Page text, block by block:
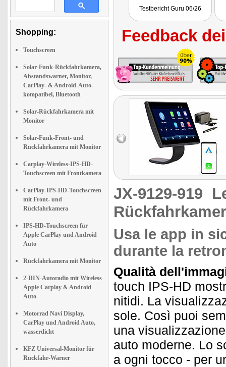
Shopping:
Touchscreen
Solar-Funk-Rückfahrkamera,
Abstandswarner, Monitor,
CarPlay- & Android-Auto-
kompatibel, Bluetooth
Solar-Rückfahrkamera mit
Monitor
Solar-Funk-Front- und
Rückfahrkamera mit Monitor
Carplay-Wireless-IPS-HD-
Touchscreen mit Frontkamera
CarPlay-IPS-HD-Touchscreen
mit Front- und
Rückfahrkamera
IPS-HD-Touchscreen für
Apple CarPlay und Android
Auto
Rückfahrkamera mit Monitor
2-DIN-Autoradio mit Wireless
Apple Carplay & Android
Auto
Motorrad Navi Display,
CarPlay und Android Auto,
wasserdicht
KFZ Universal-Monitor für
Rückfahr-Warner
wenn Navigation und
Umbau ins Fahrzeug
kommen sollen."
Testbericht Guru 06/26
Feedback
JX-9129-919
Usa le app in
durante la
Qualità
touch IPS-HD
nitidi. La
sole. Così puoi
una
auto moderne. Lo
a ogni tocco - per